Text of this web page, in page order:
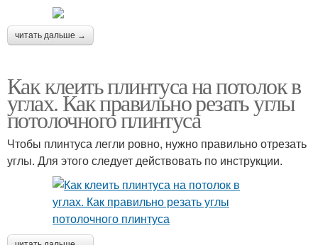
читать дальше →
Как клеить плинтуса на потолок в
углах. Как правильно резать углы
потолочного плинтуса
Чтобы плинтуса легли ровно, нужно правильно отрезать
углы. Для этого следует действовать по инструкции.